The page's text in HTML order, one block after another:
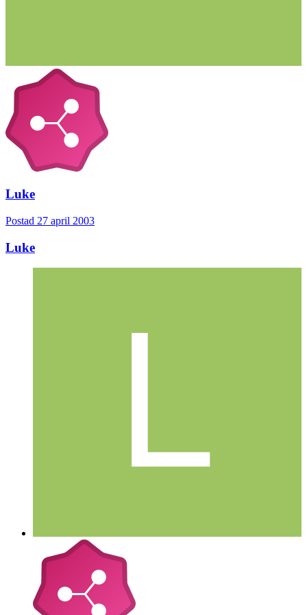
Luke
Postad 27 april 2003
Luke